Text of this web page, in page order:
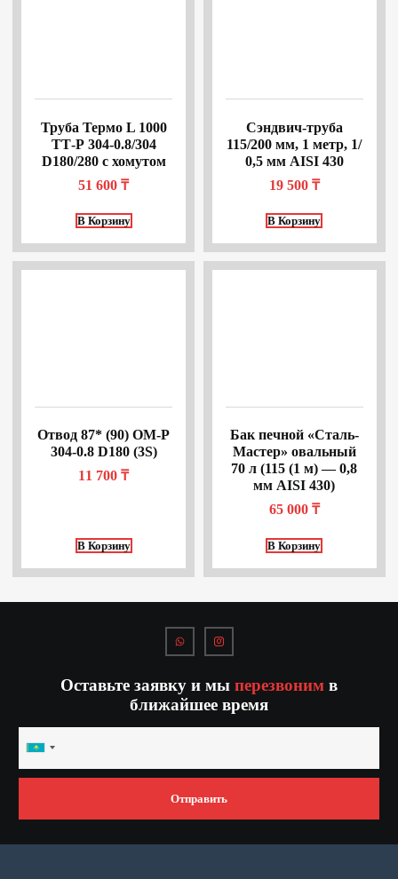
Труба Термо L 1000
ТТ-Р 304-0.8/304
D180/280 с хомутом
51 600₸
В Корзину
Сэндвич-труба
115/200 мм, 1 метр, 1/
0,5 мм AISI 430
19 500 ₸
В Корзину
Отвод 87* (90) ОМ-Р
304-0.8 D180 (3S)
11 700₸
В Корзину
Бак печной «Сталь-
Мастер» овальный
70 л (115 (1 м) — 0,8
мм AISI 430)
65 000 ₸
В Корзину
Оставьте заявку и мы перезвоним в
ближайшее время
Kazakhstan
+7
Отправить